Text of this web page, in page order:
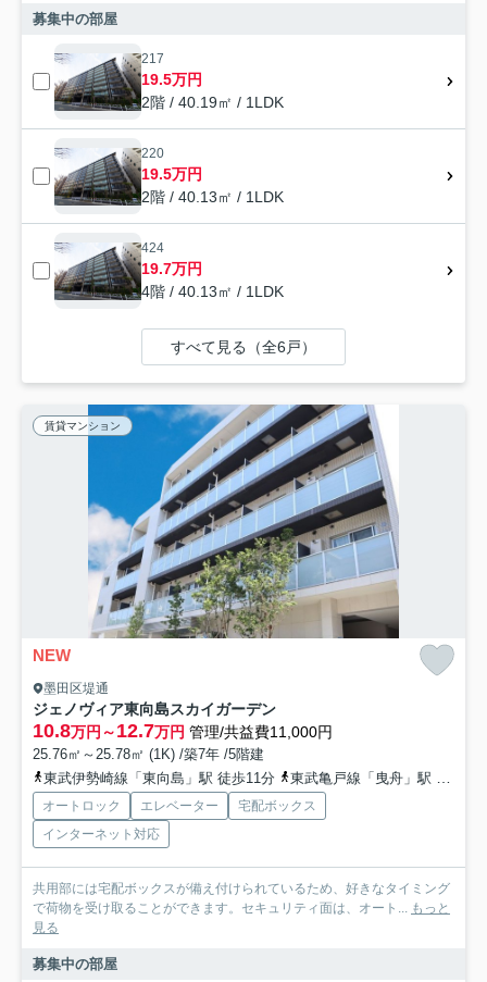
募集中の部屋
217
19.5万円
2階 / 40.19㎡ / 1LDK
220
19.5万円
2階 / 40.13㎡ / 1LDK
424
19.7万円
4階 / 40.13㎡ / 1LDK
すべて見る（全6戸）
賃貸マンション
NEW
墨田区堤通
ジェノヴィア東向島スカイガーデン
10.8万円～12.7万円 管理/共益費11,000円
25.76㎡～25.78㎡ (1K) /築7年 /5階建
東武伊勢崎線「東向島」駅 徒歩11分
東武亀戸線「曳舟」駅 徒歩15分
オートロック エレベーター
宅配ボックス
インターネット対応
共用部には宅配ボックスが備え付けられているため、好きなタイミング
で荷物を受け取ることができます。セキュリティ面は、オート... もっと
見る
募集中の部屋